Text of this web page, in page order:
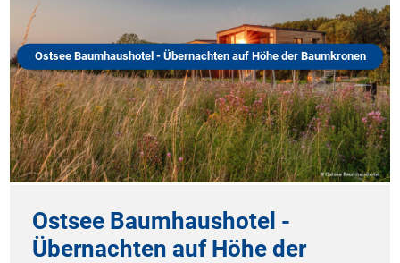
Ostsee Baumhaushotel - Übernachten auf Höhe der Baumkronen
Ostsee Baumhaushotel -
Übernachten auf Höhe der